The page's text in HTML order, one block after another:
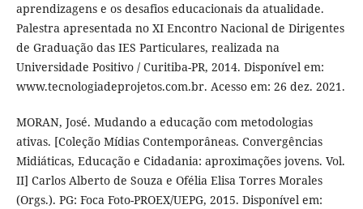
aprendizagens e os desafios educacionais da atualidade.
Palestra apresentada no XI Encontro Nacional de Dirigentes
de Graduação das IES Particulares, realizada na
Universidade Positivo / Curitiba-PR, 2014. Disponível em:
www.tecnologiadeprojetos.com.br. Acesso em: 26 dez. 2021.
MORAN, José. Mudando a educação com metodologias
ativas. [Coleção Mídias Contemporâneas. Convergências
Midiáticas, Educação e Cidadania: aproximações jovens. Vol.
II] Carlos Alberto de Souza e Ofélia Elisa Torres Morales
(Orgs.). PG: Foca Foto-PROEX/UEPG, 2015. Disponível em: